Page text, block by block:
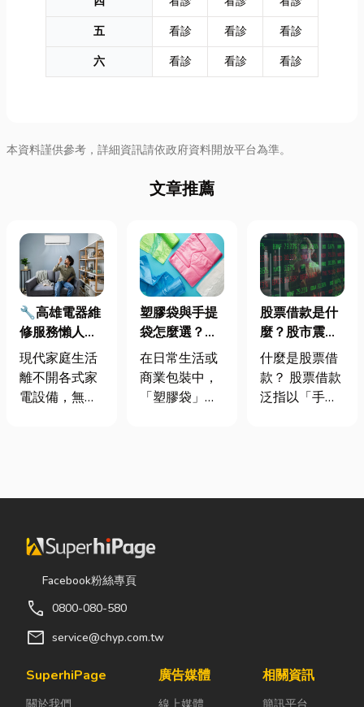
五
看診 看診
看診
六
看診 看診 看診
本資料謹供參考，詳細資訊請依政府資料開放平台為準。
文章推薦
🔧高雄電器維
修服務懶人包
｜冷氣、冰
箱、洗衣機專
業維修
現代家庭生活
離不開各式家
電設備，無論
還是每天幫助
衣機，一旦發
生故障，都可
能嚴重影響日
因此，選擇專
業的高雄電器
僅能快速排除
塑膠袋與手提
袋怎麼選？材
質、用途與耐
重度一次看懂
在日常生活或
商業包裝中，
「塑膠袋」與
具，但實際上
景上，其實差
性，還可能造
商品損壞。 這
股票借款是什
麼？股市震盪|
股票借款、股
票質借、當鋪
借款完整比較
什麼是股票借
款？ 股票借款
泛指以「手中
的融資方式，
為證券公司的
Facebook粉絲專頁
call 0800-080-580
mail service@chyp.com.tw
SuperhiPage
關於我們
廣告媒體
線上媒體
相關資訊
簡訊平台